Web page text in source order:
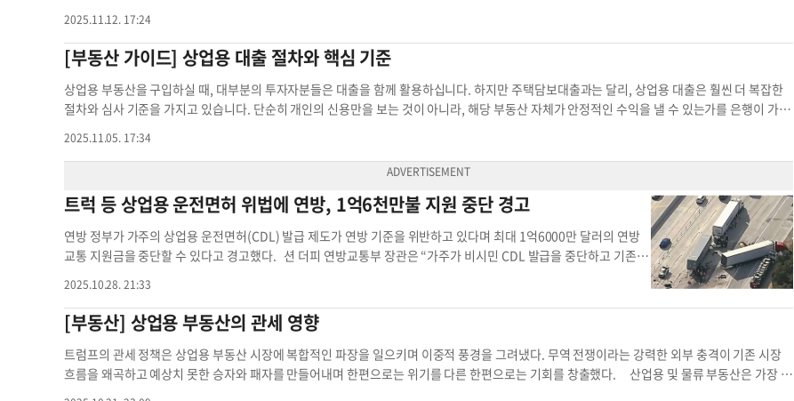
자동차보험 개인용 자동차보험 개인용 보험
지급 중단도 경고한 바 있다. 숀 더피 교통부 장관은 “불법체류자가 상업용 차량을 운전하는 일이 재발하지 않도록 강
력하게 단속하겠다”며 “주정부 책임도 끝까지 묻겠다”고 강조했다. 김경준 기자운전면허 상업용 상업용 운전면허증
상업용 면허 불법 발급
임차인이 매달 정해진 고정 월세만 부담하는 구조입니다. 이 안에 세금, 보험료, 유지비 등의 건물 운영비가 모두 포함되어 있어 예산 관리가 쉬운
장점이 있습니다. 반면, 예기치 못한 건물 비용이 생기면 임대인이 부담하게 됩니다. 반대로 넷 리스(Net Lease)는 기본 임대료 외에 세금, 보험
료, 관리비 등을 임차인이 일부 또는 전부 부담하는 방식입니다. 특히 트리플 넷(Triple Net, NNN) 리스는 임차인이 모든 운영비를 부담하기 때문
에, 월세는 낮지만 실제 총비용은 높아질 수 있습니다. 이는 상업용 부동산에서 매우 흔하게 사용되는 구조입니다. 퍼센티지 리스(Percentage L
ease)는 쇼핑몰, 음식점 등 매출이 발생하는 업종에서 자주 사용됩니다. 기본 임대료 외에 월 매출의 일정 비율을 임대료로 추가 지불하는 방식입
니다. 이는 개발되지 않은 토지를 장기(보통 30년 이상) 임대해 임차인이 직접 건물을 짓고 운영하는 방식입니다. 계약 기간이 끝나면 땅과 건물 모
두 임대인에게 귀속되므로, 초기 사업 계획을 탄탄히 세워야 합니다. 임대차 계약에서 또 하나 중요한 부분은 시설 개선(Tenant Improvement
고 임차인이 직접 공사하는 Improvement Allowance 방식이고, 다른 하나는 임대인이 직접 시공을 마친 상태로 공간을 제공하는 Turn-Key Pr
oject 방식입니다. 이때 설치된 시설이 나중에 누구의 소유로 인정되는지, 특히 Trade Fixture로 구분되는 부분은 계약서에 명확히 명시해야 향후
분쟁을 피할 수 있습니다. 결론적으로 상업용 부동산 임대는 단순한 공간 임대가 아니라 사업 파트너십에 가까운 계약 구조입니다. 임대료 방식,
운영비 분담, 시설 개선 조건 등 계약서의 세부 내용을 이해하고 협의하는 것이 향후 분쟁과 불필요한 비용을 줄이는 지름길입니다. 기본 개념만 정
확히 이해해도 임대 협상이 훨씬 유리해질 수 있습니다. ▶문의: (213) 537-9691 렉스 유 / 뉴마크 Korea Advisory Group 대표부동산 가이드
상업용 임대 임대료 구조 기본 임대료 임대차 계약
2025.11.12. 17:24
[부동산 가이드] 상업용 대출 절차와 핵심 기준
상업용 부동산을 구입하실 때, 대부분의 투자자분들은 대출을 함께 활용하십니다. 하지만 주택담보대출과는 달리, 상업용 대출은 훨씬 더 복잡한
절차와 심사 기준을 가지고 있습니다. 단순히 개인의 신용만을 보는 것이 아니라, 해당 부동산 자체가 안정적인 수익을 낼 수 있는가를 은행이 가장
을 준비해두셔야 합니다. 또한 다운페이 자금의 출처도 투명하게 설명할 수 있어야 하며, 자금이 외부에서 유입될 경우 별도 확인 절차가 따를 수 있
습니다. 초기 단계에서는 은행이 신청자의 재무상태와 투자 구조를 검토하고, 사전승인서(Pre-Approval Letter)를 발급합니다. 이 서류는 셀러
심사(Underwriting)가 시작됩니다. 은행은 감정평가(Appraisal)를 통해 부동산의 시장가치를 재확인하고, 환경 리포트(Phase I ESA)를 통해
토지의 오염 가능성을 확인 하며, 필요할 경우 건물 상태 보고서도 요청합니다. 여기서 특히 중요하게 보는 지표가 바로 DSCR(부채상환능력비율)
과 LTV(담보가치 대비 대출비율)입니다. ▶DSCR(Debt Service Coverage Ratio)은 순영업소득이 원리금 상환액의 몇 배인지 보여주는 지표
로, 보통 1.20 이상이면 안정적이라 평가받습니다. ▶LTV(Loan to Value)는 대출금이 감정가의 몇 %인지 보는 지표로, 일반적으로 70% 이하
가 선호됩니다. 심사를 통과하면 은행은 융자 확정 레터(Loan Commitment)를 발행하며, 여기에는 금리, 대출 만기, 상환방식, 수수료 등의 조
건이 명시됩니다. 이후 소유권, 세금, 보험 조건 등을 검토하고, 모든 서류에 서명이 완료되면 대출금이 집행되면서 거래가 종결됩니다. 하지만 상
업용 대출은 거래 종결의 끝이 아닙니다. 대출 실행 후에도 은행은 매년 부동산의 임대 현황, 수익, 재무 보고서를 요구할 수 있으며, 수익이 감소하
니라, 부동산이 ‘수익을 창출하는 사업체’로서 은행을 설득하는 절차입니다. 처음 접하시는 분들께는 다소 복잡하고 부담스러울 수 있지만, 단계별
로 필요한 서류를 미리 준비하고, 전문가의 조력을 받으신다면 훨씬 원활하게 진행하실 수 있습니다. ▶문의: (213) 537-9691 렉스 유 / 뉴마크 K
2025.11.05. 17:34
트럭 등 상업용 운전면허 위법에 연방, 1억6천만불 지원 중단 경고
연방 정부가 가주의 상업용 운전면허(CDL) 발급 제도가 연방 기준을 위반하고 있다며 최대 1억6000만 달러의 연방
교통 지원금을 중단할 수 있다고 경고했다. 션 더피 연방교통부 장관은 “가주가 비시민 CDL 발급을 중단하고 기존 발
다”고 밝혔다. 그는 앞서 15일에도 트럭 운전자의 영어 능력 평가를 이행하지 않고 있다며 가주에 배정된 상업용 차량
안전관리 프로그램(MCSAP) 보조금 4068만5225달러의 집행을 철회한 바 있다. 잇따른 조치로 연방 정부의 압박이
한층 강화되는 모습이다. 연방의 대응은 최근 잇따른 불법체류자 트럭 운전자 사망사고에서 비롯됐다. 지난 8월 플
로리다에서는 워싱턴주와 가주에서 CDL을 발급받은 불체자가 불법 유턴을 하다 교통 사고를 내 3명이 숨지는 사고가
발생했다. 이 사고 때문에 플로리다 법무장관은 두 주 정부가 연방 CDL 발급 기준을 위반했다며 소송을 제기했다. 이
2025.10.28. 21:33
[부동산] 상업용 부동산의 관세 영향
트럼프의 관세 정책은 상업용 부동산 시장에 복합적인 파장을 일으키며 이중적 풍경을 그려냈다. 무역 전쟁이라는 강력한 외부 충격이 기존 시장
흐름을 왜곡하고 예상치 못한 승자와 패자를 만들어내며 한편으로는 위기를 다른 한편으로는 기회를 창출했다. 산업용 및 물류 부동산은 가장 선